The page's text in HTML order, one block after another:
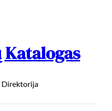
Direktorija